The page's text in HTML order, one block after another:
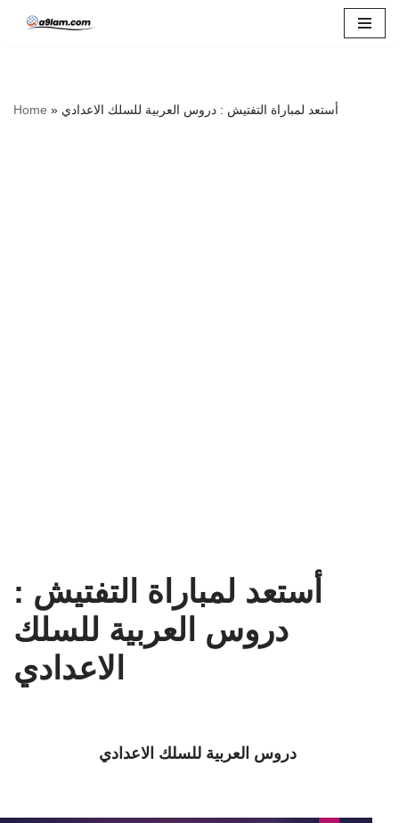
Home » أستعد لمباراة التفتيش : دروس العربية للسلك الاعدادي
أستعد لمباراة التفتيش :
دروس العربية للسلك
الاعدادي
دروس العربية للسلك الاعدادي